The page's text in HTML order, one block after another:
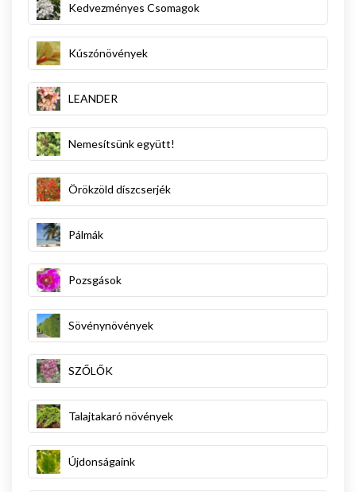
Kedvezményes Csomagok
Kúszónövények
LEANDER
Nemesítsünk együtt!
Örökzöld díszcserjék
Pálmák
Pozsgások
Sövénynövények
SZŐLŐK
Talajtakaró növények
Újdonságaink